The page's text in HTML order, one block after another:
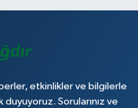
etkinlikler ve bilgilerle
Sorularınız ve